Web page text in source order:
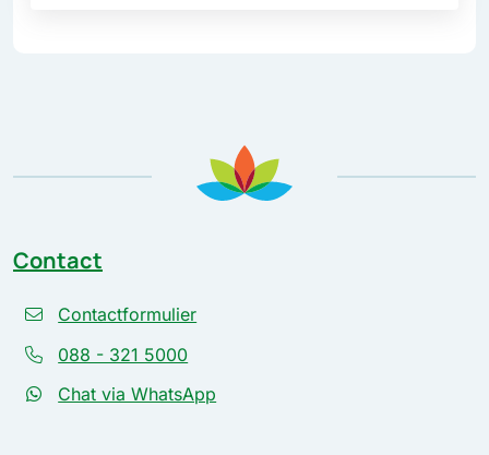
Contact
Contactformulier
088 - 321 5000
Chat via WhatsApp